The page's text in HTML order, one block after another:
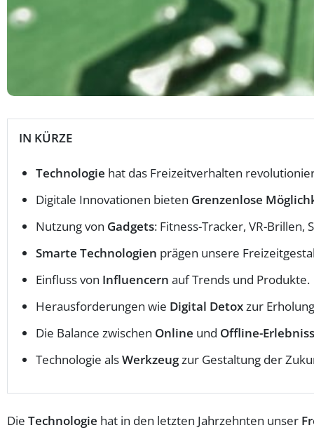
IN KÜRZE
Technologie hat das Freizeitverhalten
Digitale Innovationen bieten Grenzenlose
Nutzung von Gadgets: Fitness-Tracker, VR-Brillen,
Smarte Technologien prägen unsere
Einfluss von Influencern auf Trends und Produkte.
Herausforderungen wie Digital Detoxzur
Die Balance zwischen Online und Offline-
Technologie alsWerkzeugzur Gestaltung der
Die Technologie hat in den letzten Jahrzehnten unser